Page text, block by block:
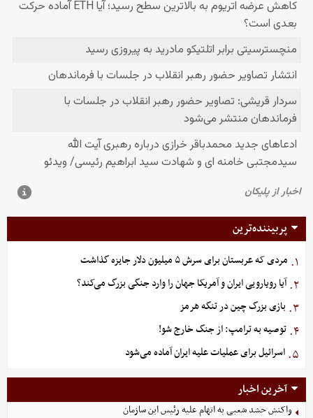
پربیننده‌ترین
۱. مردی که عربستان برای سرش ۵ میلیون دلار جایزه گذاشت
۲. آیا رویارویی ایران و آمریکا جهان را وارد جنگی بزرگ می‌کند؟
۳. بازی بزرگ چین در تنگه هرمز
۴. توصیه به ترامپ: از جنگ خارج شو!
۵. اسرائیل برای عملیات علیه ایران آماده می‌شود
آخرین اخبار
واکنش حشد شعبی به اتهام‌ علیه رئیس این سازمان